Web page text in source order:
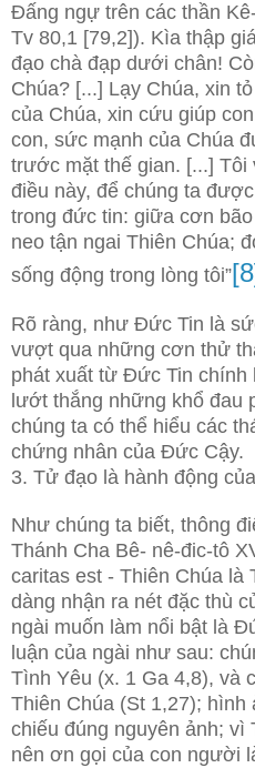
Đấng ngự trên các thần
Tv 80,1 [79,2]). Kìa thập
đạo chà đạp dưới chân!
Chúa? [...] Lạy Chúa, xin
của Chúa, xin cứu giúp
con, sức mạnh của Chúa
trước mặt thế gian. [...] Tôi
điều này, để chúng ta
trong đức tin: giữa cơn
neo tận ngai Thiên Chúa;
sống động trong lòng tôi”
Rõ ràng, như Đức Tin là
vượt qua những cơn thử
phát xuất từ Đức Tin chính
lướt thắng những khổ đau
chúng ta có thể hiểu các
chứng nhân của Đức Cậy.
3. Tử đạo là hành động
Như chúng ta biết, thông
Thánh Cha Bê- nê-đic-tô
caritas est - Thiên Chúa là
dàng nhận ra nét đặc thù
ngài muốn làm nổi bật là
luận của ngài như sau:
Tình Yêu (x. 1 Ga 4,8), và
Thiên Chúa (St 1,27); hình
chiếu đúng nguyên ảnh; vì
nên ơn gọi của con người